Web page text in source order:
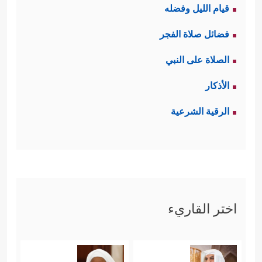
وَٱلۡفِضَّةَ وَلَا یُنفِقُونَهَا فِی سَبِیلِ ٱللَّهِ فَبَشِّرۡهُم بِعَذَابٍ
أَلِیمࣲ﴾
ثالثًا: إنهم يُضمِرون العداوة لهذا الدين،
﴿قَـٰتِلُواْ ٱلَّذِینَ لَا یُؤۡمِنُونَ بِٱللَّهِ وَلَا بِٱلۡیَوۡمِ ٱلۡـَٔاخِرِ وَلَا
قيام الليل وفضله
فضائل صلاة الفجر
الصلاة على النبي
الأذكار
الرقية الشرعية
اختر القاريء